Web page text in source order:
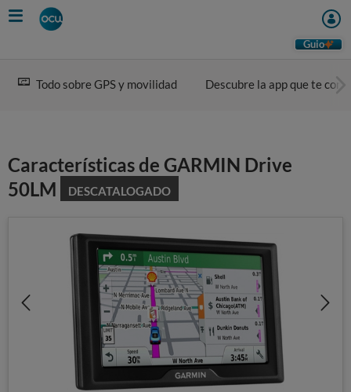
Skip
to
Guio
Todo sobre GPS y movilidad Descubre la app que te
Características de GARMIN Drive
50LM
DESCATALOGADO